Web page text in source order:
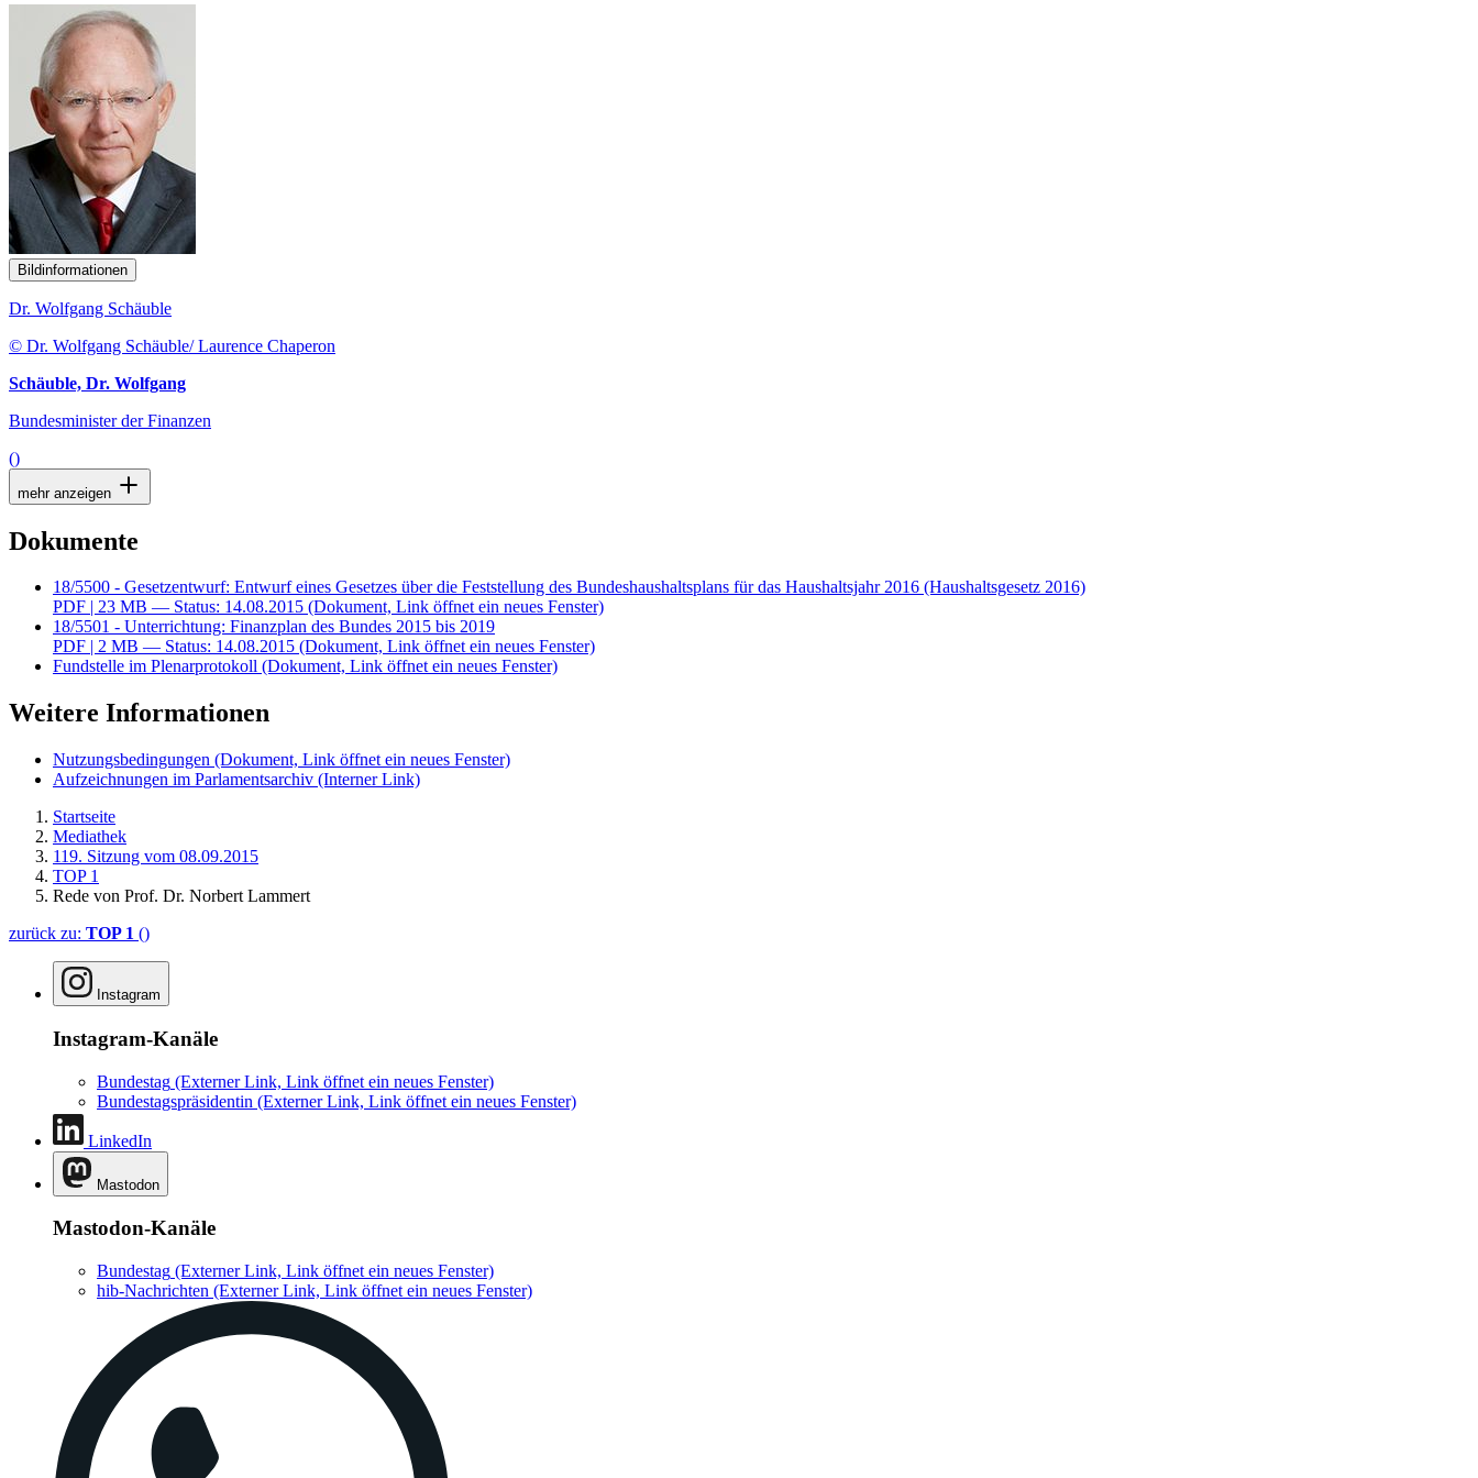
Bildinformationen
Dr. Wolfgang Schäuble
© Dr. Wolfgang Schäuble/ Laurence Chaperon
Schäuble, Dr. Wolfgang
Bundesminister der Finanzen
()
mehr anzeigen
Dokumente
18/5500 - Gesetzentwurf: Entwurf eines Gesetzes über die Feststellung des Bundeshaushaltsplans für das Haushaltsjahr 2016 (Haushaltsgesetz 2016)
PDF | 23 MB — Status: 14.08.2015 (Dokument, Link öffnet ein neues Fenster)
18/5501 - Unterrichtung: Finanzplan des Bundes 2015 bis 2019
PDF | 2 MB — Status: 14.08.2015 (Dokument, Link öffnet ein neues Fenster)
Fundstelle im Plenarprotokoll (Dokument, Link öffnet ein neues Fenster)
Weitere Informationen
Nutzungsbedingungen (Dokument, Link öffnet ein neues Fenster)
Aufzeichnungen im Parlamentsarchiv (Interner Link)
Startseite
Mediathek
119. Sitzung vom 08.09.2015
TOP 1
Rede von Prof. Dr. Norbert Lammert
zurück zu: TOP 1 ()
Instagram
Instagram-Kanäle
Bundestag (Externer Link, Link öffnet ein neues Fenster)
Bundestagspräsidentin (Externer Link, Link öffnet ein neues Fenster)
LinkedIn
Mastodon
Mastodon-Kanäle
Bundestag (Externer Link, Link öffnet ein neues Fenster)
hib-Nachrichten (Externer Link, Link öffnet ein neues Fenster)